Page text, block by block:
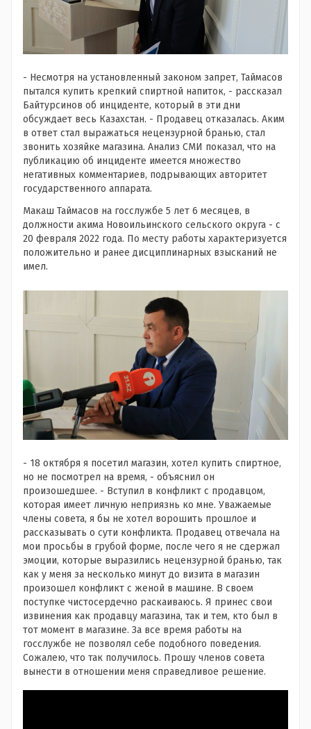
- Несмотря на установленный законом запрет, Таймасов
пытался купить крепкий спиртной напиток, - рассказал
Байтурсинов об инциденте, который в эти дни
обсуждает весь Казахстан. - Продавец отказалась. Аким
в ответ стал выражаться нецензурной бранью, стал
звонить хозяйке магазина. Анализ СМИ показал, что на
публикацию об инциденте имеется множество
негативных комментариев, подрывающих авторитет
государственного аппарата.
Макаш Таймасов на госслужбе 5 лет 6 месяцев, в
должности акима Новоильинского сельского округа - с
20 февраля 2022 года. По месту работы характеризуется
положительно и ранее дисциплинарных взысканий не
имел.
- 18 октября я посетил магазин, хотел купить спиртное,
но не посмотрел на время, - объяснил он
произошедшее. - Вступил в конфликт с продавцом,
которая имеет личную неприязнь ко мне. Уважаемые
члены совета, я бы не хотел ворошить прошлое и
рассказывать о сути конфликта. Продавец отвечала на
мои просьбы в грубой форме, после чего я не сдержал
эмоции, которые выразились нецензурной бранью, так
как у меня за несколько минут до визита в магазин
произошел конфликт с женой в машине. В своем
поступке чистосердечно раскаиваюсь. Я принес свои
извинения как продавцу магазина, так и тем, кто был в
тот момент в магазине. За все время работы на
госслужбе не позволял себе подобного поведения.
Сожалею, что так получилось. Прошу членов совета
вынести в отношении меня справедливое решение.